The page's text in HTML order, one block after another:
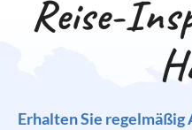
Reise-
Erhalten Sie